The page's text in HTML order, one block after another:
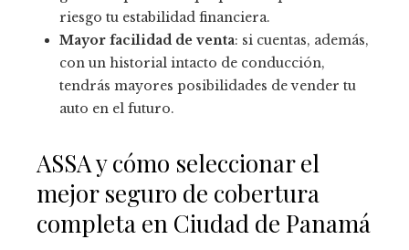
riesgo tu estabilidad financiera.
Mayor facilidad de venta: si cuentas, además,
con un historial intacto de conducción,
tendrás mayores posibilidades de vender tu
auto en el futuro.
ASSA y cómo seleccionar el
mejor seguro de cobertura
completa en Ciudad de Panamá